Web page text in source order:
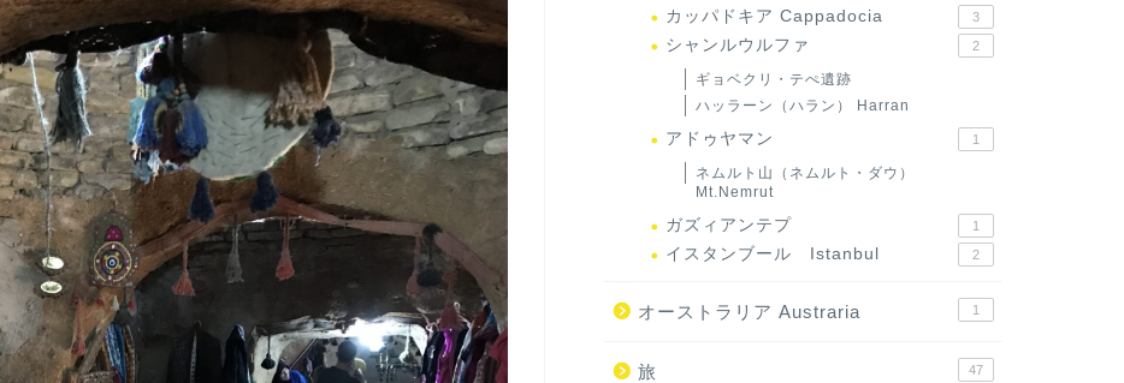
カッパドキア Cappadocia 3
シャンルウルファ 2
ギョベクリ・テぺ遺跡
ハッラーン（ハラン） Harran
アドゥヤマン 1
ネムルト山（ネムルト・ダウ）
Mt.Nemrut
ガズィアンテプ 1
イスタンブール Istanbul 2
オーストラリア Austraria 1
旅 47